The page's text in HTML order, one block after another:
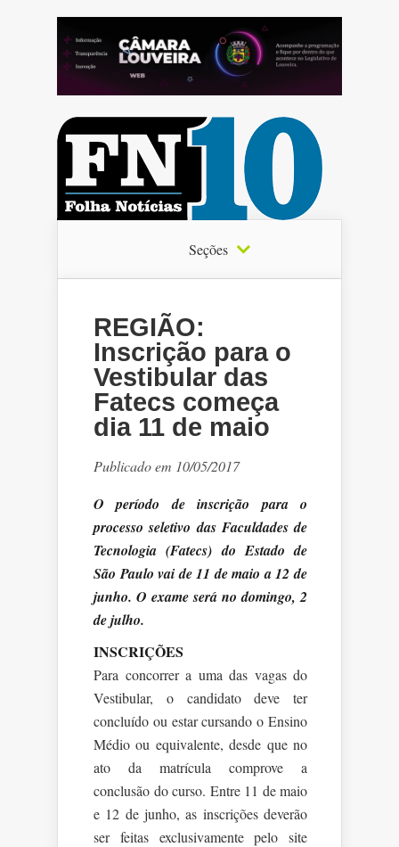
Seções
REGIÃO:
Inscrição para o
Vestibular das
Fatecs começa
dia 11 de maio
Publicado em 10/05/2017
O período de inscrição para o
processo seletivo das Faculdades de
Tecnologia (Fatecs) do Estado de
São Paulo vai de 11 de maio a 12 de
junho. O exame será no domingo, 2
de julho.
INSCRIÇÕES
Para concorrer a uma das vagas do
Vestibular, o candidato deve ter
concluído ou estar cursando o Ensino
Médio ou equivalente, desde que no
ato da matrícula comprove a
conclusão do curso. Entre 11 de maio
e 12 de junho, as inscrições deverão
ser feitas exclusivamente pelo site